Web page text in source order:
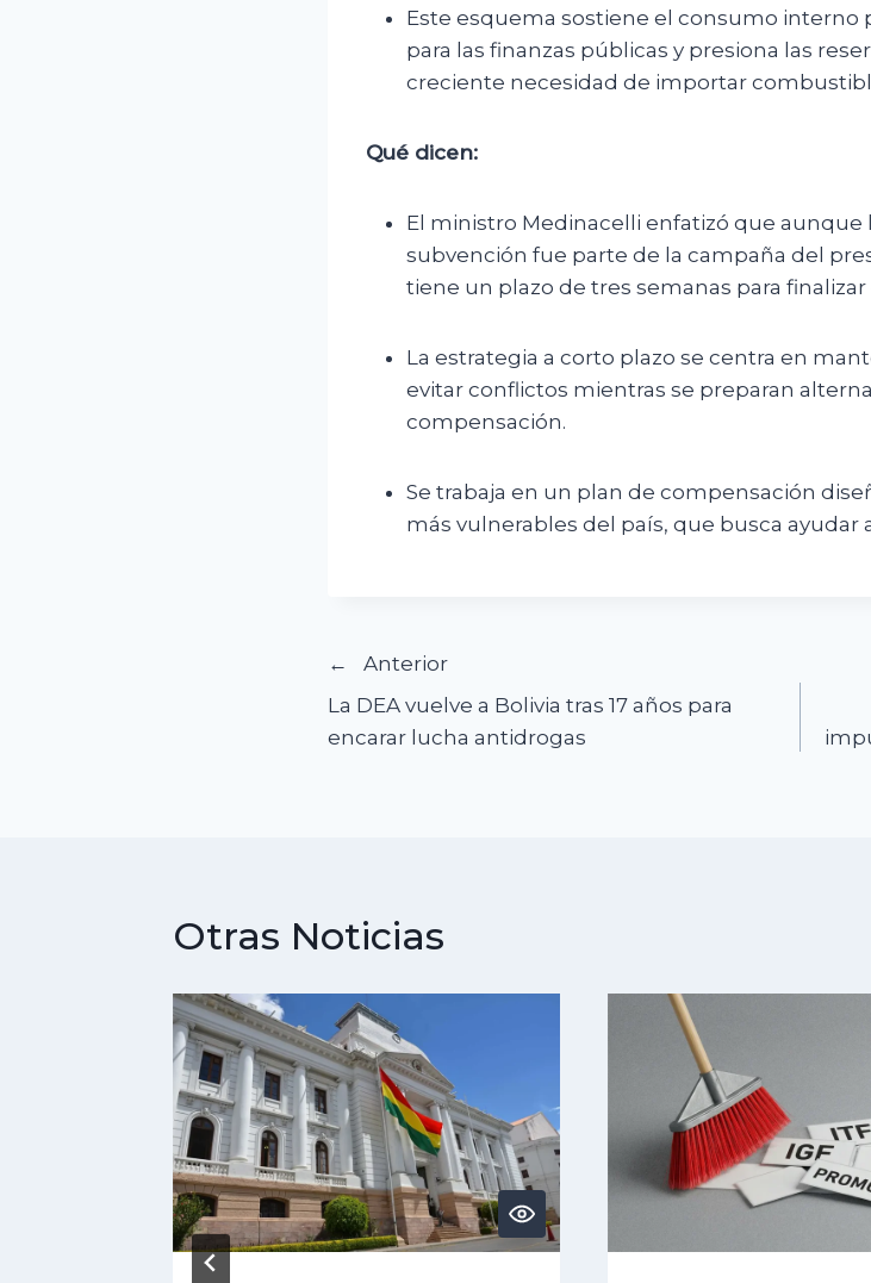
Este esquema sostiene el consumo
para las finanzas públicas y presiona las
creciente necesidad de importar
Qué dicen:
El ministro Medinacelli enfatizó que aunque
subvención fue parte de la campaña del
tiene un plazo de tres semanas para
La estrategia a corto plazo se centra en
evitar conflictos mientras se preparan
compensación.
Se trabaja en un plan de compensación
más vulnerables del país, que busca ayudar
Navegación
de
Anterior
La DEA vuelve a Bolivia tras 17 años para
encarar lucha antidrogas
Otras Noticias